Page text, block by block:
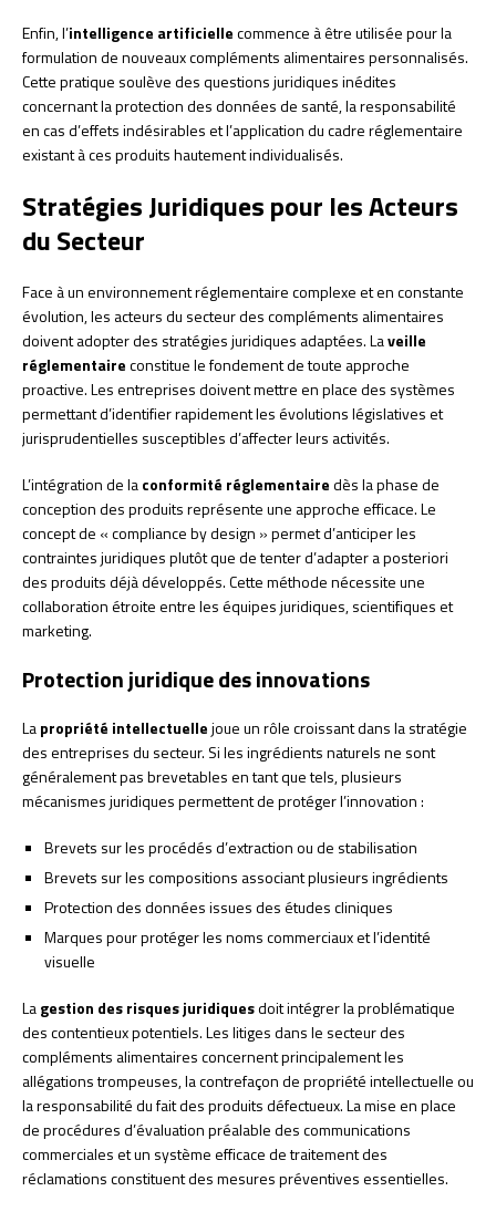
Enfin, l’intelligence artificiellecommence à être utilisée pour la
formulation de nouveaux compléments alimentaires personnalisés.
Cette pratique soulève des questions juridiques inédites
concernant la protection des données de santé, la responsabilité
en cas d’effets indésirables et l’application du cadre réglementaire
existant à ces produits hautement individualisés.
Stratégies Juridiques pour les Acteurs
du Secteur
Face à un environnement réglementaire complexe et en constante
évolution, les acteurs du secteur des compléments alimentaires
doivent adopter des stratégies juridiques adaptées. Laveille
réglementaireconstitue le fondement de toute approche
proactive. Les entreprises doivent mettre en place des systèmes
permettant d’identifier rapidement les évolutions législatives et
jurisprudentielles susceptibles d’affecter leurs activités.
L’intégration de laconformité réglementairedès la phase de
conception des produits représente une approche efficace. Le
concept de « compliance by design » permet d’anticiper les
contraintes juridiques plutôt que de tenter d’adapter a posteriori
des produits déjà développés. Cette méthode nécessite une
collaboration étroite entre les équipes juridiques, scientifiques et
marketing.
Protection juridique des innovations
Lapropriété intellectuellejoue un rôle croissant dans la stratégie
des entreprises du secteur. Si les ingrédients naturels ne sont
généralement pas brevetables en tant que tels, plusieurs
mécanismes juridiques permettent de protéger l’innovation :
Brevets sur les procédés d’extraction ou de stabilisation
Brevets sur les compositions associant plusieurs ingrédients
Protection des données issues des études cliniques
Marques pour protéger les noms commerciaux et l’identité
visuelle
Lagestion des risques juridiquesdoit intégrer la problématique
des contentieux potentiels. Les litiges dans le secteur des
compléments alimentaires concernent principalement les
allégations trompeuses, la contrefaçon de propriété intellectuelle ou
la responsabilité du fait des produits défectueux. La mise en place
de procédures d’évaluation préalable des communications
commerciales et un système efficace de traitement des
réclamations constituent des mesures préventives essentielles.